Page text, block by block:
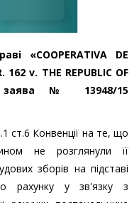
«COOPERATIVA DE
162 v. THE REPUBLIC OF
заява № 13948/15
ст.6 Конвенції на те, що
не розглянули її
зборів на підставі
рахунку у зв'язку з